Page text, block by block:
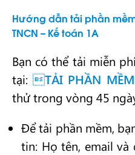
Hướng dẫn tải phần
TNCN – Kế toán 1A
Bạn có thể tải miễn
tại: TẢI PHẦN
thử trong vòng 45
Để tải phần mềm,
tin: Họ tên, email và